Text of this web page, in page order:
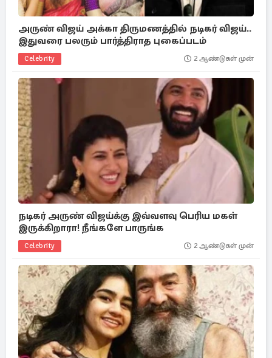
அருண் விஜய் அக்கா திருமணத்தில் நடிகர் விஜய்..
இதுவரை பலரும் பார்த்திராத புகைப்படம்
Celebrity 2 ஆண்டுகள் முன்
நடிகர் அருண் விஜய்க்கு இவ்வளவு பெரிய மகள்
இருக்கிறாரா! நீங்களே பாருங்க
Celebrity 2 ஆண்டுகள் முன்